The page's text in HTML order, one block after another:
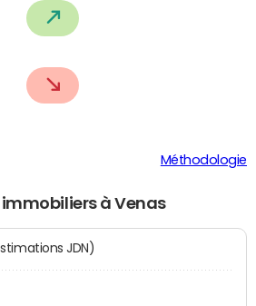
Méthodologie
immobiliers à Venas
: estimations JDN)